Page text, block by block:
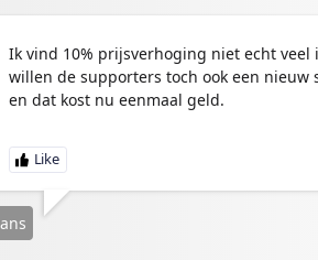
Ik vind 10% prijsverhoging niet echt veel
willen de supporters toch ook een nieuw
en dat kost nu eenmaal geld.